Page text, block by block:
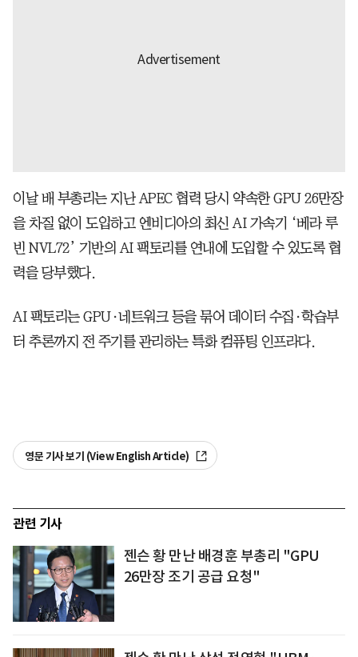
이날 배 부총리는 지난 APEC 협력 당시 약속한 GPU 26만장
을 차질 없이 도입하고 엔비디아의 최신 AI 가속기 ‘베라 루
빈 NVL72’ 기반의 AI 팩토리를 연내에 도입할 수 있도록 협
력을 당부했다.
AI 팩토리는 GPU·네트워크 등을 묶어 데이터 수집·학습부
터 추론까지 전 주기를 관리하는 특화 컴퓨팅 인프라다.
영문 기사 보기 (View English Article)
관련 기사
젠슨 황 만난 배경훈 부총리 "GPU
26만장 조기 공급 요청"